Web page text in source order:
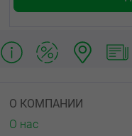
О КОМПАНИИ
О нас